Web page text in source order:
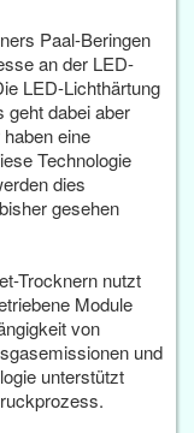
Paal-Beringen
an der LED-
LED-Lichthärtung
geht dabei aber
eine
Technologie
dies
gesehen
Trocknern nutzt
Module
von
und
unterstützt